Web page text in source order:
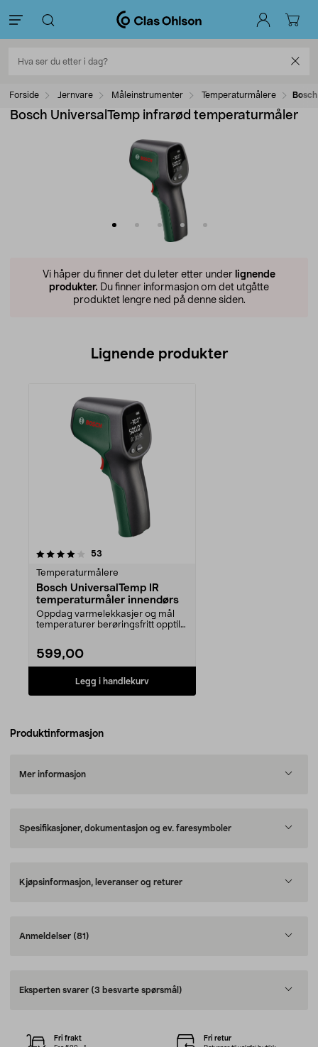
Forside Jernvare Måleinstrumenter Temperaturmålere
Bosch UniversalTemp infrarød temperaturmåler
Vi håper du finner det du leter etter under lignende
produkter. Du finner informasjon om det utgåtte
produktet lengre ned på denne siden.
Lignende produkter
53
Temperaturmålere
Bosch UniversalTemp IR
temperaturmåler innendørs
Oppdag varmelekkasjer og mål
temperaturer berøringsfritt opptil
599,00
Legg i handlekurv
Produktinformasjon
Mer informasjon
Spesifikasjoner, dokumentasjon og ev. faresymboler
Kjøpsinformasjon, leveranser og returer
Anmeldelser (81)
Eksperten svarer (3 besvarte spørsmål)
Fri frakt Fri retur